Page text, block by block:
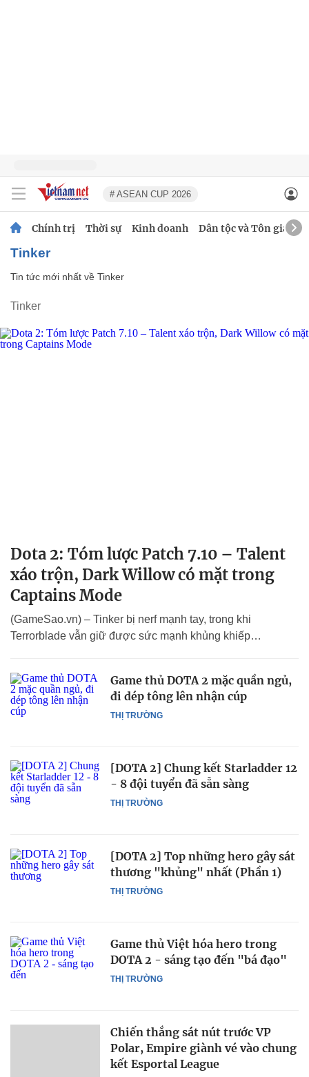
# ASEAN CUP 2026
Chính trị Thời sự Kinh doanh Dân tộc và Tôn giáo
Tinker
Tin tức mới nhất về Tinker
Tinker
Dota 2: Tóm lược Patch 7.10 – Talent
xáo trộn, Dark Willow có mặt trong
Captains Mode
(GameSao.vn) – Tinker bị nerf mạnh tay, trong khi
Terrorblade vẫn giữ được sức mạnh khủng khiếp…
THỊ TRƯỜNG
Game thủ DOTA 2 mặc quần ngủ,
đi dép tông lên nhận cúp
THỊ TRƯỜNG
[DOTA 2] Chung kết Starladder 12
- 8 đội tuyển đã sẵn sàng
THỊ TRƯỜNG
[DOTA 2] Top những hero gây sát
thương "khủng" nhất (Phần 1)
THỊ TRƯỜNG
Game thủ Việt hóa hero trong
DOTA 2 - sáng tạo đến "bá đạo"
Chiến thắng sát nút trước VP
Polar, Empire giành vé vào chung
kết Esportal League